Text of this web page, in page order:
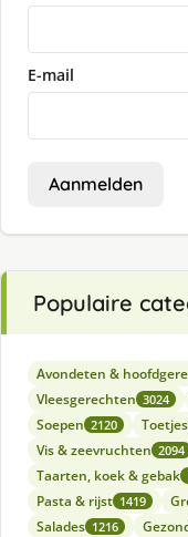
E-mail
Aanmelden
Populaire
Avondeten &
Vleesgerechten 3024
Soepen 2120
Vis & zeevruchten 2094
Taarten, koek & gebak
Pasta & rijst 1419
Salades 1216